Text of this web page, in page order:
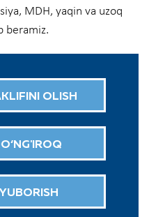
MDH, yaqin va uzoq
beramiz.
OLISH